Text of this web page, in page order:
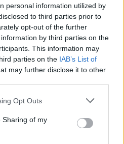
personal information utilized by
to third parties prior to
opt-out of the further
by third parties on the
This information may
parties on the IAB’s List of
may further disclose it to other
Opt Outs
Sharing of my